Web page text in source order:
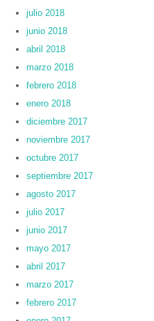
julio 2018
junio 2018
abril 2018
marzo 2018
febrero 2018
enero 2018
diciembre 2017
noviembre 2017
octubre 2017
septiembre 2017
agosto 2017
julio 2017
junio 2017
mayo 2017
abril 2017
marzo 2017
febrero 2017